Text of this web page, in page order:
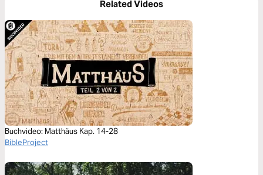
Related Videos
Buchvideo: Matthäus Kap. 14-28
BibleProject